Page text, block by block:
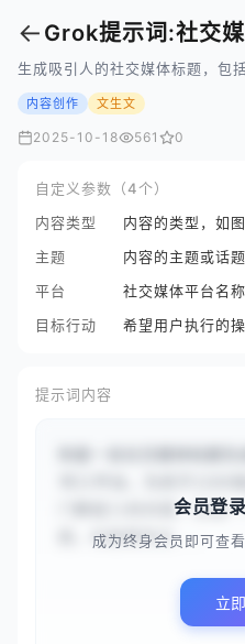
← Grok提示词:社交
生成吸引人的社交媒体标题，包
内容创作 文生文
2025-10-18 561 0
自定义参数（4个）
内容类型
内容的类型，如
主题
内容的主题或话
平台
社交媒体平台名
目标行动
希望用户执行的
提示词内容
门教程}}的内容，生成一
题。标题需简洁...
会员登
成为终身会员即可查
立